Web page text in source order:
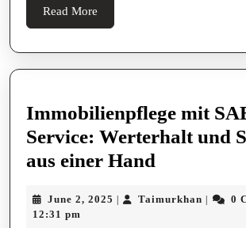
pr
Read More
More
Immobilienpflege mit
Service: Werterhalt und
aus einer Hand
SABA
June 2, 2025 June
| Taimurkhan | 0
12:31 pm